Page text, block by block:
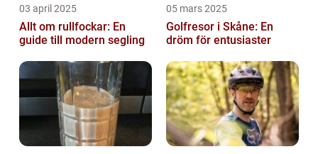
03 april 2025
Allt om rullfockar: En
guide till modern segling
05 mars 2025
Golfresor i Skåne: En
dröm för entusiaster